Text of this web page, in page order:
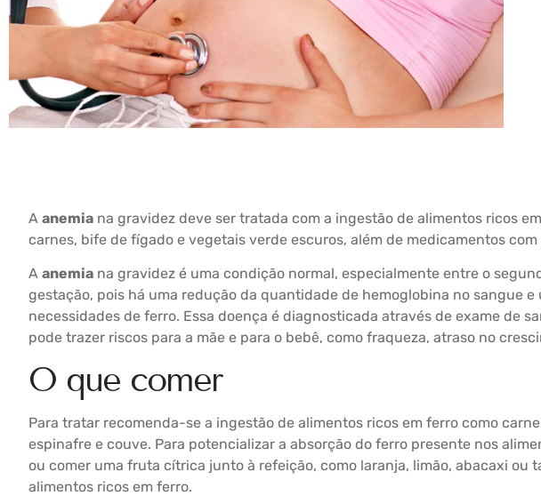
A anemia na gravidez deve ser tratada com a ingestão de alimentos ricos
carnes, bife de fígado e vegetais verde escuros, além de medicamentos
A anemia na gravidez é uma condição normal, especialmente entre o
gestação, pois há uma redução da quantidade de hemoglobina no sangue e
necessidades de ferro. Essa doença é diagnosticada através de exame de
pode trazer riscos para a mãe e para o bebê, como fraqueza, atraso no
O que comer
Para tratar recomenda-se a ingestão de alimentos ricos em ferro como
espinafre e couve. Para potencializar a absorção do ferro presente nos
ou comer uma fruta cítrica junto à refeição, como laranja, limão, abacaxi ou
alimentos ricos em ferro.